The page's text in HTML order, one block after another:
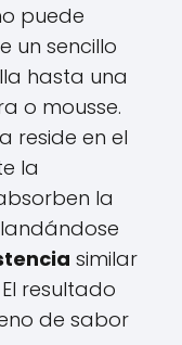
puede
un sencillo
hasta una
o mousse.
reside en el
la
la
similar
resultado
de sabor